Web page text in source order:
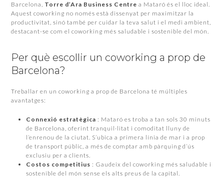
Barcelona, Torre d’Ara Business Centrea Mataró és el lloc ideal.
Aquest coworking no només està dissenyat per maximitzar la
productivitat, sinó també per cuidar la teva salut i el medi ambient,
destacant-se com el coworking més saludable i sostenible del món.
Per què escollir un coworking a prop de
Barcelona?
Treballar en un coworking a prop de Barcelona té múltiples
avantatges:
Connexió estratègica : Mataró es troba a tan sols 30 minuts
de Barcelona, oferint tranquil·litat i comoditat lluny de
l’enrenou de la ciutat. S’ubica a primera línia de mar i a prop
de transport públic, a més de comptar amb pàrquing d’ús
exclusiu per a clients.
Costos competitius : Gaudeix del coworking més saludable i
sostenible del món sense els alts preus de la capital.